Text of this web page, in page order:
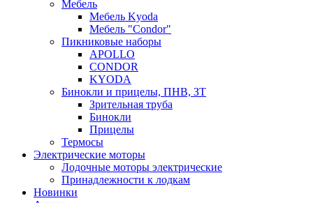
Мебель
Мебель Kyoda
Мебель "Condor"
Пикниковые наборы
APOLLO
CONDOR
KYODA
Бинокли и прицелы, ПНВ, ЗТ
Зрительная труба
Бинокли
Прицелы
Термосы
Электрические моторы
Лодочные моторы электрические
Принадлежности к лодкам
Новинки